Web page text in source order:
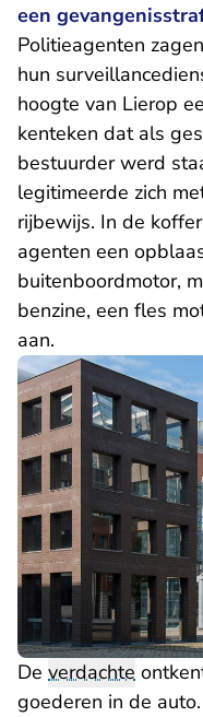
een
Politieagenten
hun
hoogte van Lierop
kenteken dat als
bestuurder werd
legitimeerde zich
rijbewijs. In de
agenten een
buitenboordmotor,
benzine, een fles
aan.
De verdachte
goederen in de